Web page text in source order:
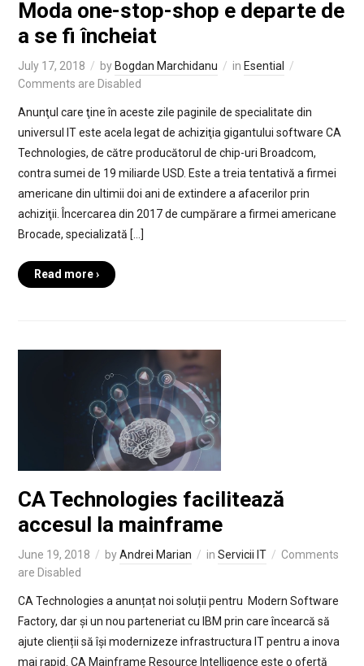
Moda one-stop-shop e departe de
a se fi încheiat
July 17, 2018 by Bogdan Marchidanu in Esential
Comments are Disabled
Anunţul care ţine în aceste zile paginile de specialitate din
universul IT este acela legat de achiziţia gigantului software CA
Technologies, de către producătorul de chip-uri Broadcom,
contra sumei de 19 miliarde USD. Este a treia tentativă a firmei
americane din ultimii doi ani de extindere a afacerilor prin
achiziţii. Încercarea din 2017 de cumpărare a firmei americane
Brocade, specializată […]
Read more ›
CA Technologies facilitează
accesul la mainframe
June 19, 2018 byAndrei Marian in Servicii IT
Comments
are Disabled
CA Technologies a anunțat noi soluții pentru Modern Software
Factory, dar și un nou parteneriat cu IBM prin care încearcă să
ajute clienții să își modernizeze infrastructura IT pentru a inova
mai rapid. CA Mainframe Resource Intelligence este o ofertă